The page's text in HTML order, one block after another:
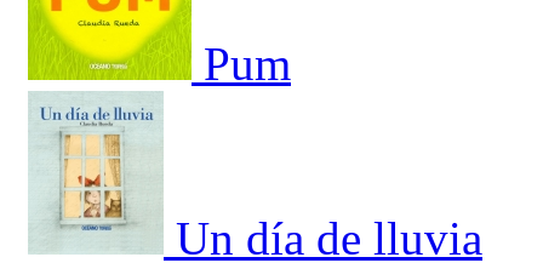
Pum
Un día de lluvia